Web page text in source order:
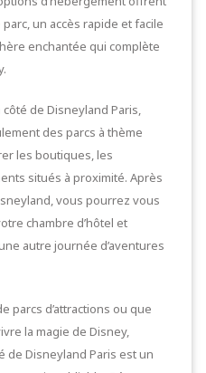
un accès rapide et facile
enchantée qui complète
de Disneyland Paris,
des parcs à thème
les boutiques, les
situés à proximité. Après
vous pourrez vous
chambre d’hôtel et
autre journée d’aventures
parcs d’attractions ou que
la magie de Disney,
de Disneyland Paris est un